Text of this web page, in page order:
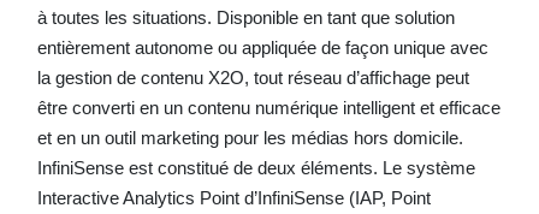
à toutes les situations. Disponible en tant que solution
entièrement autonome ou appliquée de façon unique avec
la gestion de contenu X2O, tout réseau d’affichage peut
être converti en un contenu numérique intelligent et efficace
et en un outil marketing pour les médias hors domicile.
InfiniSense est constitué de deux éléments. Le système
Interactive Analytics Point d’InfiniSense (IAP, Point